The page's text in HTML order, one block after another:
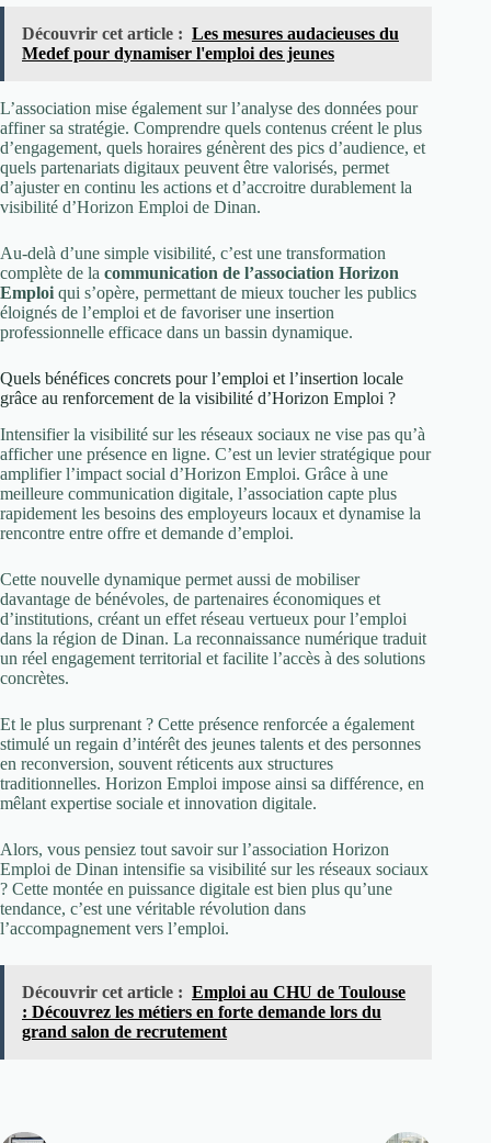
Découvrir cet article : Les mesures audacieuses du
Medef pour dynamiser l'emploi des jeunes
L’association mise également sur l’analyse des données pour
affiner sa stratégie. Comprendre quels contenus créent le plus
d’engagement, quels horaires génèrent des pics d’audience, et
quels partenariats digitaux peuvent être valorisés, permet
d’ajuster en continu les actions et d’accroitre durablement la
visibilité d’Horizon Emploi de Dinan.
Au-delà d’une simple visibilité, c’est une transformation
complète de la communication de l’association Horizon
Emploi qui s’opère, permettant de mieux toucher les publics
éloignés de l’emploi et de favoriser une insertion
professionnelle efficace dans un bassin dynamique.
Quels bénéfices concrets pour l’emploi et l’insertion locale
grâce au renforcement de la visibilité d’Horizon Emploi ?
Intensifier la visibilité sur les réseaux sociaux ne vise pas qu’à
afficher une présence en ligne. C’est un levier stratégique pour
amplifier l’impact social d’Horizon Emploi. Grâce à une
meilleure communication digitale, l’association capte plus
rapidement les besoins des employeurs locaux et dynamise la
rencontre entre offre et demande d’emploi.
Cette nouvelle dynamique permet aussi de mobiliser
davantage de bénévoles, de partenaires économiques et
d’institutions, créant un effet réseau vertueux pour l’emploi
dans la région de Dinan. La reconnaissance numérique traduit
un réel engagement territorial et facilite l’accès à des solutions
concrètes.
Et le plus surprenant ? Cette présence renforcée a également
stimulé un regain d’intérêt des jeunes talents et des personnes
en reconversion, souvent réticents aux structures
traditionnelles. Horizon Emploi impose ainsi sa différence, en
mêlant expertise sociale et innovation digitale.
Alors, vous pensiez tout savoir sur l’association Horizon
Emploi de Dinan intensifie sa visibilité sur les réseaux sociaux
? Cette montée en puissance digitale est bien plus qu’une
tendance, c’est une véritable révolution dans
l’accompagnement vers l’emploi.
Découvrir cet article : Emploi au CHU de Toulouse
: Découvrez les métiers en forte demande lors du
grand salon de recrutement